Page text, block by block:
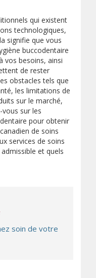
qui existent
technologiques,
signifie que vous
buccodentaire
vos besoins, ainsi
de rester
obstacles tels que
les limitations de
sur le marché,
sur les
pour obtenir
de soins
services de soins
et quels
soin de votre